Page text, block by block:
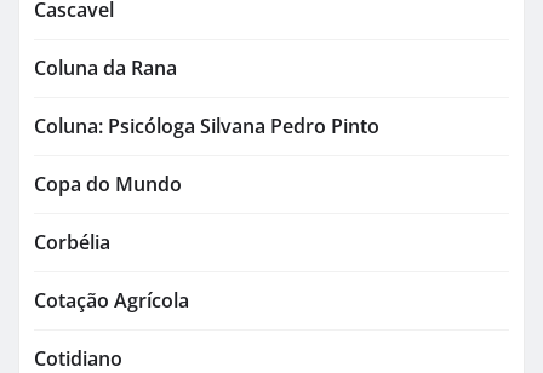
Cascavel
Coluna da Rana
Coluna: Psicóloga Silvana Pedro Pinto
Copa do Mundo
Corbélia
Cotação Agrícola
Cotidiano